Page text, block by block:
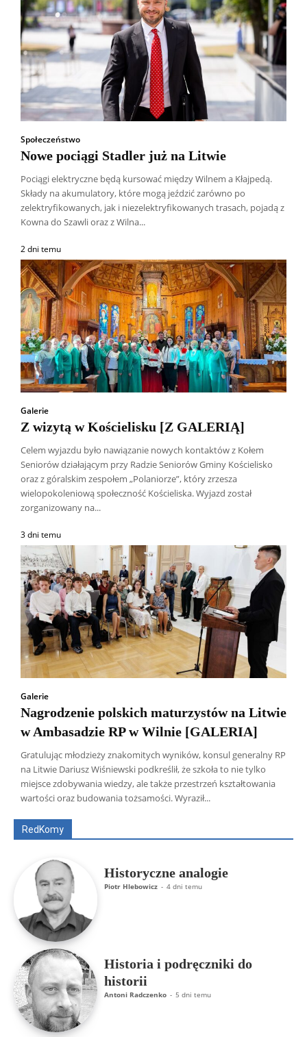
Społeczeństwo
Nowe pociągi Stadler już na Litwie
Pociągi elektryczne będą kursować między Wilnem a Kłajpedą.
Składy na akumulatory, które mogą jeździć zarówno po
zelektryfikowanych, jak i niezelektryfikowanych trasach, pojadą z
Kowna do Szawli oraz z Wilna...
2 dni temu
Galerie
Z wizytą w Kościelisku [Z GALERIĄ]
Celem wyjazdu było nawiązanie nowych kontaktów z Kołem
Seniorów działającym przy Radzie Seniorów Gminy Kościelisko
oraz z góralskim zespołem „Polaniorze”, który zrzesza
wielopokoleniową społeczność Kościeliska. Wyjazd został
zorganizowany na...
3 dni temu
Galerie
Nagrodzenie polskich maturzystów na Litwie
w Ambasadzie RP w Wilnie [GALERIA]
Gratulując młodzieży znakomitych wyników, konsul generalny RP
na Litwie Dariusz Wiśniewski podkreślił, że szkoła to nie tylko
miejsce zdobywania wiedzy, ale także przestrzeń kształtowania
wartości oraz budowania tożsamości. Wyraził...
RedKomy
Wszyscy Aleksander Borowik
Antoni Radczenko
Artur Płokszto
Grzegorz Górny
ks. Jarosław Wąsowicz SDB
Historyczne analogie
Piotr Hlebowicz - 4 dni temu
Historia i podręczniki do
historii
Antoni Radczenko - 5 dni temu